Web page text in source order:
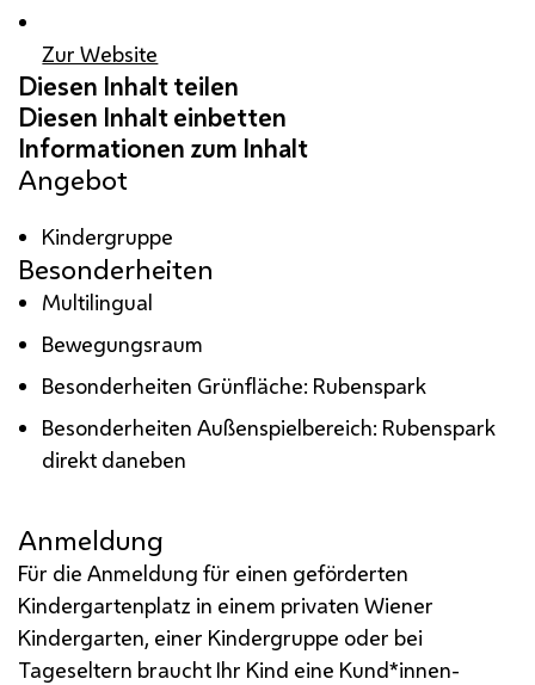
Zur Website
Angebot
Kindergruppe
Besonderheiten
Multilingual
Bewegungsraum
Besonderheiten Grünfläche: Rubenspark
Besonderheiten Außenspielbereich: Rubenspark
direkt daneben
Anmeldung
Für die Anmeldung für einen geförderten
Kindergartenplatz in einem privaten Wiener
Kindergarten, einer Kindergruppe oder bei
Tageseltern braucht Ihr Kind eine Kund*innen-